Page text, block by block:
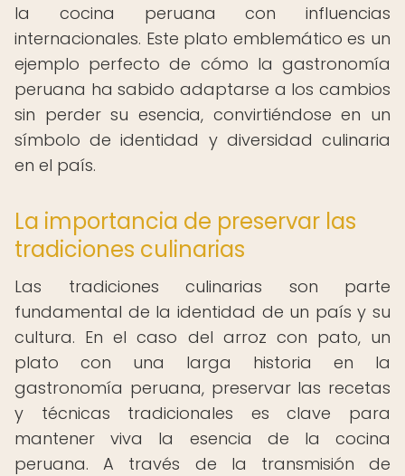
la cocina peruana con influencias
internacionales. Este plato emblemático es un
ejemplo perfecto de cómo la gastronomía
peruana ha sabido adaptarse a los cambios
sin perder su esencia, convirtiéndose en un
símbolo de identidad y diversidad culinaria
en el país.
La importancia de preservar las
tradiciones culinarias
Las tradiciones culinarias son parte
fundamental de la identidad de un país y su
cultura. En el caso del arroz con pato, un
plato con una larga historia en la
gastronomía peruana, preservar las recetas
y técnicas tradicionales es clave para
mantener viva la esencia de la cocina
peruana. A través de la transmisión de